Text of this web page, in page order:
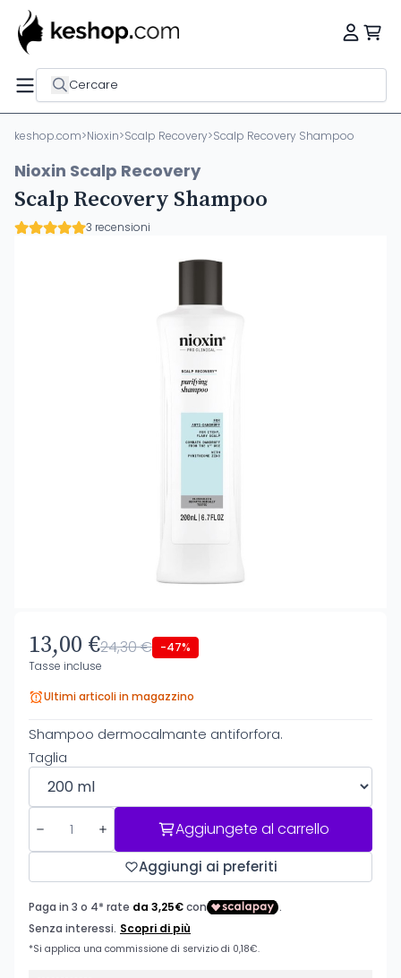
Cercare
keshop.com>Nioxin>Scalp Recovery>Scalp Recovery Shampoo
Nioxin Scalp Recovery
Scalp Recovery Shampoo
3 recensioni
13,00 €24,30 € -47%
Tasse incluse
Ultimi articoli in magazzino
Shampoo dermocalmante antiforfora.
Taglia
Aggiungete al carrello
Aggiungi ai preferiti